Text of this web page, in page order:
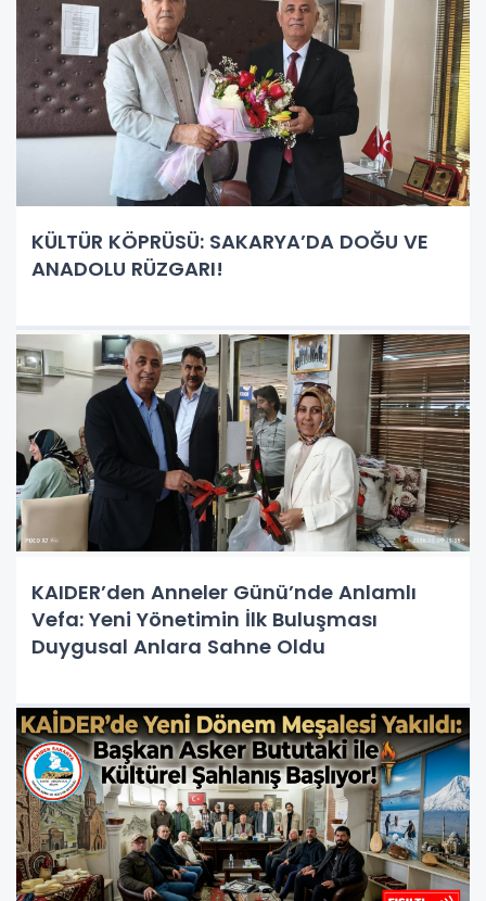
KÜLTÜR KÖPRÜSÜ: SAKARYA’DA DOĞU VE
ANADOLU RÜZGARI!
KAIDER’den Anneler Günü’nde Anlamlı
Vefa: Yeni Yönetimin İlk Buluşması
Duygusal Anlara Sahne Oldu